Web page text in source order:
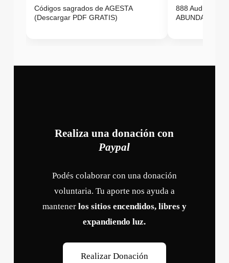
Códigos sagrados de AGESTA
(Descargar PDF GRATIS)
888 Audio
ABUNDANCIA
Realiza una donación con
Paypal
Podés colaborar con una donación
voluntaria. Tu aporte nos ayuda a
mantener los sitios encendidos, libres y
expandiendo luz.
Realizar Donación